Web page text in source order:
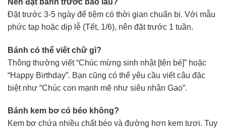
Đặt trước 3-5 ngày để tiệm có thời gian chuẩn bị. Với mẫu
phức tạp hoặc dịp lễ (Tết, 1/6), nên đặt trước 1 tuần.
Bánh có thể viết chữ gì?
Thông thường viết “Chúc mừng sinh nhật [tên bé]” hoặc
“Happy Birthday”. Bạn cũng có thể yêu cầu viết câu đặc
biệt như “Chúc con mạnh mẽ như siêu nhân Gao”.
Bánh kem bơ có béo không?
Kem bơ chứa nhiều chất béo và đường hơn kem tươi. Tuy